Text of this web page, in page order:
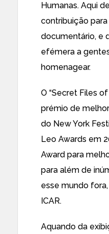
Humanas. Aqui
contribuição
documentário, e
efémera a
homenagear.
O “Secret Files
prémio de
do New York
Leo Awards em
Award para
para além de
esse mundo
ICAR.
Aquando da